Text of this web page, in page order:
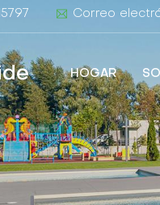
Correo
HOGAR